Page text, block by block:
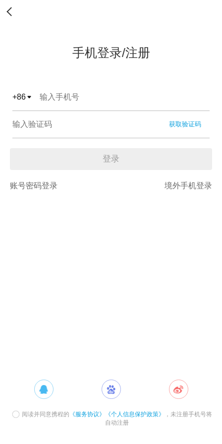
手机登录/注册
+86
获取验证码
登录
账号密码登录 境外手机登录
阅读并同意携程的 《服务协议》 《个人信息保护政策》
，未注册手机号将
自动注册